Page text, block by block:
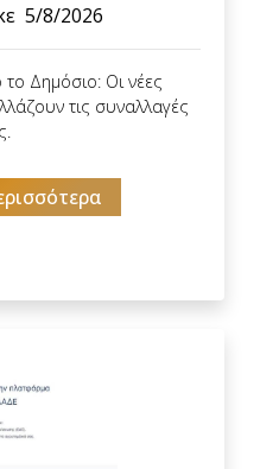
5/8/2026
Δημόσιο: Οι νέες
τις συναλλαγές